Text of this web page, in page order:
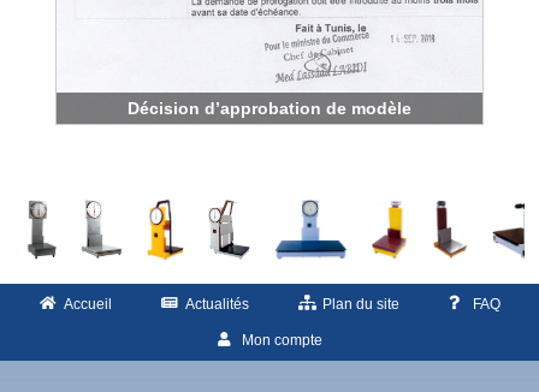
Décision d’approbation de modèle
Accueil Actualités Plan du site FAQ
Mon compte